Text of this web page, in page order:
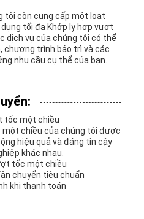
tôi còn cung cấp một loạt
tối đa Khớp ly hợp vượt
dịch vụ của chúng tôi có thể
chương trình bảo trì và các
nhu cầu cụ thể của bạn.
tốc một chiều
một chiều của chúng tôi được
hiệu quả và đáng tin cậy
khác nhau.
tốc một chiều
chuyển tiêu chuẩn
khi thanh toán